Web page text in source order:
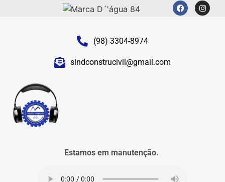
(98) 3304-8974
sindconstrucivil@gmail.com
Estamos em manutenção.